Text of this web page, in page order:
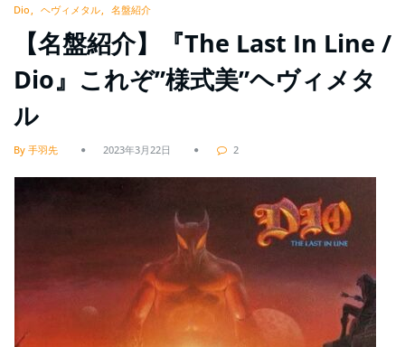
Dio ヘヴィメタル 名盤紹介
【名盤紹介】『The Last In Line /
Dio』これぞ”様式美”ヘヴィメタ
ル
By 手羽先 2023年3月22日 2